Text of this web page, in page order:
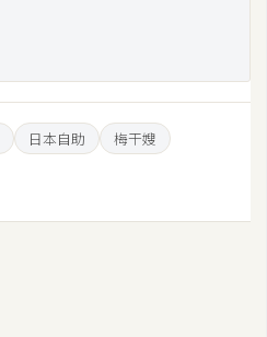
日本自助 梅干嫂